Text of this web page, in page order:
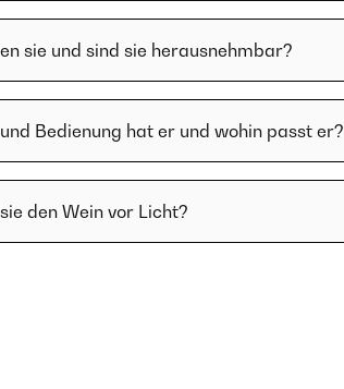
sie und sind sie herausnehmbar?
Bedienung hat er und wohin passt er?
den Wein vor Licht?